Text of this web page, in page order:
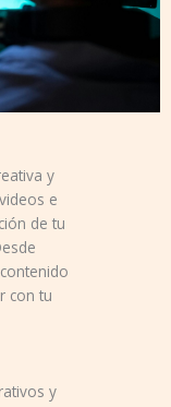
y
e
de tu
con tu
y